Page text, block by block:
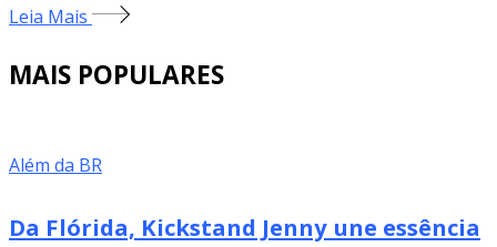
Leia Mais
MAIS POPULARES
Além da BR
Da Flórida, Kickstand Jenny une essência